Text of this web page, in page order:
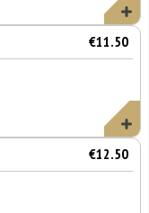
€11.50
€12.50